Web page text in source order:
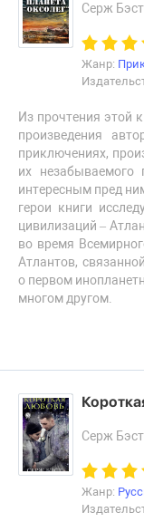
Серж Бэст
Жанр:
Из прочтения этой
произведения
приключениях,
их незабываемого
интересным пред
герои книги
цивилизаций –
во время
Атлантов,
о первом
многом другом.
Серж Бэст
Жанр: